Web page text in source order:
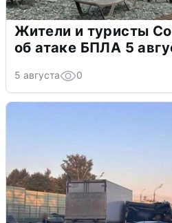
Жители и туристы
об атаке БПЛА 5
5 августа 0